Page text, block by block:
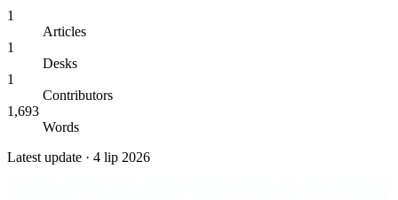
1
Articles
1
Desks
1
Contributors
1,693
Words
Latest update · 4 lip 2026